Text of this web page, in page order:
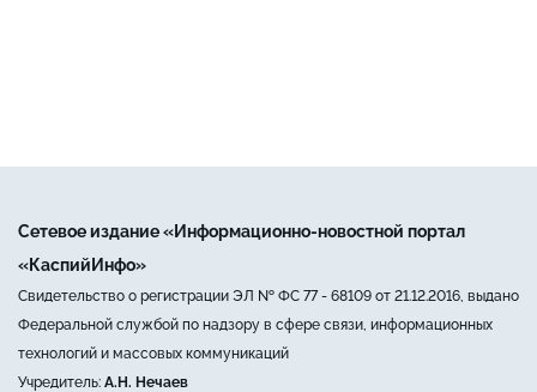
Сетевое издание «Информационно-новостной портал
«КаспийИнфо»
Свидетельство о регистрации ЭЛ № ФС 77 - 68109 от 21.12.2016, выдано
Федеральной службой по надзору в сфере связи, информационных
технологий и массовых коммуникаций
Учредитель: А.Н. Нечаев